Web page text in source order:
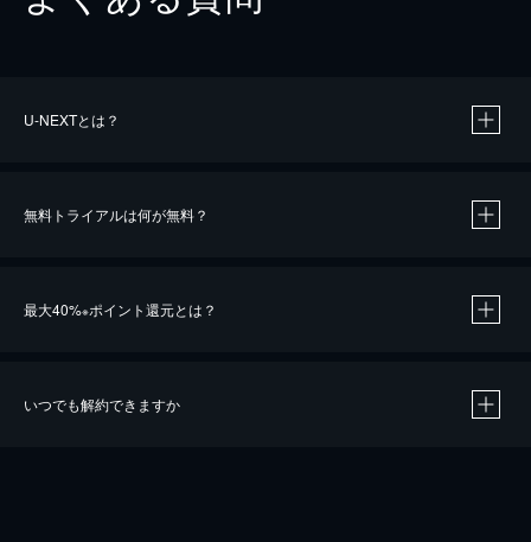
U-NEXTとは？
無料トライアルは何が無料？
最大40%※ポイント還元とは？
いつでも解約できますか